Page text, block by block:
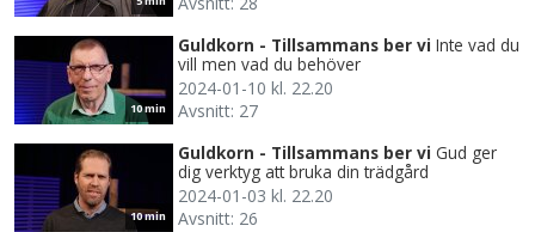
10 min
Guldkorn - Tillsammans ber vi Inte vad du
vill men vad du behöver
2024-01-10 kl. 22.20
Avsnitt: 27
10 min
Guldkorn - Tillsammans ber vi Gud ger
dig verktyg att bruka din trädgård
2024-01-03 kl. 22.20
Avsnitt: 26